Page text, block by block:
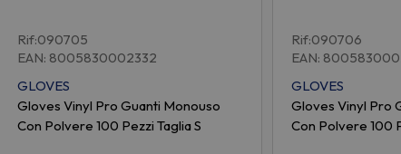
Rif:090705
EAN: 8005830002332
GLOVES
Gloves Vinyl Pro Guanti Monouso
Con Polvere 100 Pezzi Taglia S
Rif:090706
EAN:
GLOVES
Gloves Vinyl Pro
Con Polvere 100